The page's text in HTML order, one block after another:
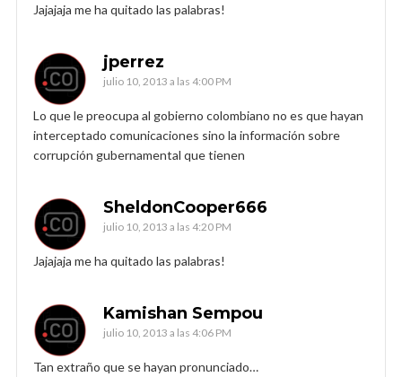
Jajajaja me ha quitado las palabras!
jperrez
julio 10, 2013 a las 4:00 PM
Lo que le preocupa al gobierno colombiano no es que hayan
interceptado comunicaciones sino la información sobre
corrupción gubernamental que tienen
SheldonCooper666
julio 10, 2013 a las 4:20 PM
Jajajaja me ha quitado las palabras!
Kamishan Sempou
julio 10, 2013 a las 4:06 PM
Tan extraño que se hayan pronunciado…